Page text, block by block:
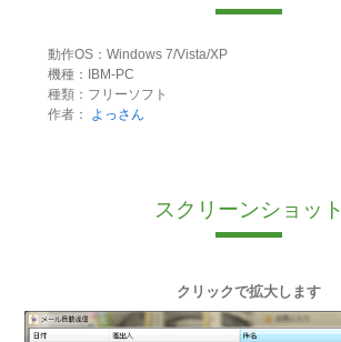
動作OS：Windows 7/Vista/XP
機種：IBM-PC
種類：フリーソフト
作者：
よっさん
スクリーンショット
クリックで拡大します